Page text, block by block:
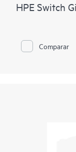
HPE Switch
Comparar